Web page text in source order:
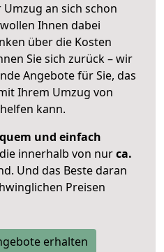
an sich schon
Ihnen dabei
über die Kosten
Sie sich zurück – wir
Angebote für Sie, das
Ihrem Umzug von
kann.
und einfach
innerhalb von nurca.
Und das Beste daran
Preisen
erhalten